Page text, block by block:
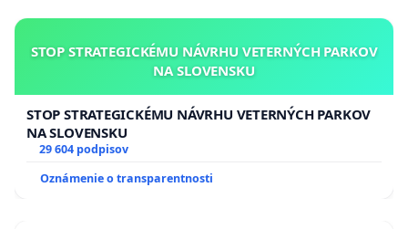
STOP STRATEGICKÉMU NÁVRHU VETERNÝCH PARKOV
NA SLOVENSKU
STOP STRATEGICKÉMU NÁVRHU VETERNÝCH PARKOV
NA SLOVENSKU
29 604 podpisov
Oznámenie o transparentnosti